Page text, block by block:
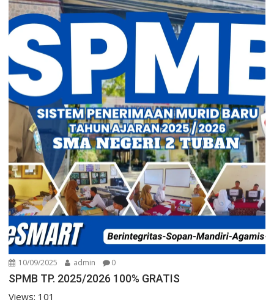
10/09/2025 admin 0
SPMB TP. 2025/2026 100% GRATIS
Views: 101